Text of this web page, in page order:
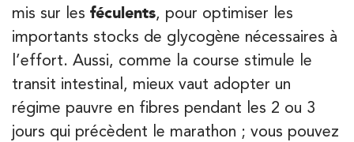
mis sur les féculents, pour optimiser les
importants stocks de glycogène nécessaires à
l’effort. Aussi, comme la course stimule le
transit intestinal, mieux vaut adopter un
régime pauvre en fibres pendant les 2 ou 3
jours qui précèdent le marathon ; vous pouvez